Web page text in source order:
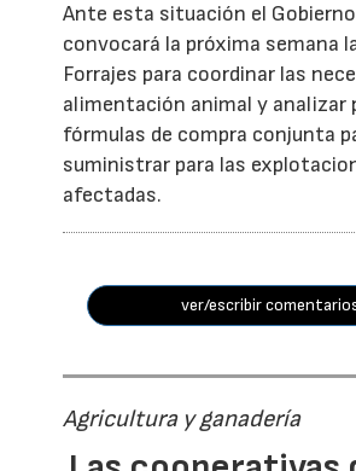
Ante esta situación el
convocará la próxima semana
Forrajes para coordinar las
alimentación animal y analizar
fórmulas de compra conjunta
suministrar para las
afectadas.
ver/escribir
Agricultura y ganadería